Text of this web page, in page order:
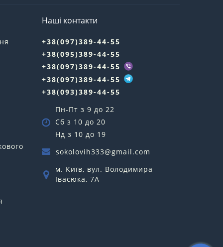
Наші контакти
+38(097)389-44-55
+38(095)389-44-55
+38(097)389-44-55
+38(097)389-44-55
+38(093)389-44-55
Пн-Пт з 9 до 22
Сб з 10 до 20
Нд з 10 до 19
sokolovih333@gmail.com
м. Київ, вул. Володимира
Івасюка, 7А